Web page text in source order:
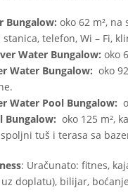
Bungalow: oko 62 m²,
stanica, telefon, Wi – Fi,
Water Bungalow: oko
Water Bungalow: oko
Water Pool Bungalow:
Bungalow: oko 125 m²,
tuš i terasa sa
: Uračunato: fitnes,
doplatu), bilijar,